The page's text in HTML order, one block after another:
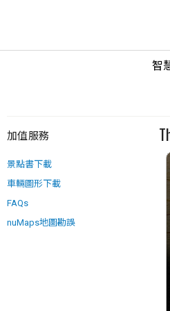
智
加值服務
景點書下載
車輛圖形下載
FAQs
nuMaps地圖勘誤